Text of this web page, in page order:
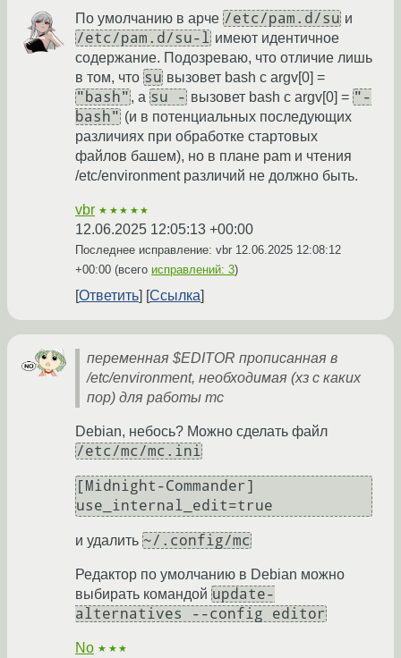
По умолчанию в арче /etc/pam.d/su и
/etc/pam.d/su-l
имеют идентичное
содержание. Подозреваю, что отличие лишь
в том, что su вызовет bash с argv[0] =
"bash" , а su - вызовет bash с argv[0] = "-
bash" (и в потенциальных последующих
различиях при обработке стартовых
файлов башем), но в плане pam и чтения
/etc/environment различий не должно быть.
vbr ★★★★★
12.06.2025 12:05:13 +00:00
Последнее исправление: vbr 12.06.2025 12:08:12
+00:00 (всего исправлений: 3)
Ответить Ссылка
переменная $EDITOR прописанная в
/etc/environment, необходимая (хз с каких
пор) для работы mc
Debian, небось? Можно сделать файл
/etc/mc/mc.ini
[Midnight-Commander]
и удалить ~/.config/mc
Редактор по умолчанию в Debian можно
выбирать командой update-
alternatives --config editor
No ★★★